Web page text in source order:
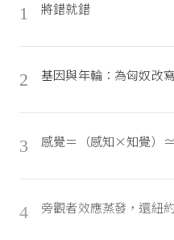
1 將錯就錯
2 基因與年輪：為匈奴改
3 感覺＝（感知×知覺）
4 旁觀者效應蒸發，還紐